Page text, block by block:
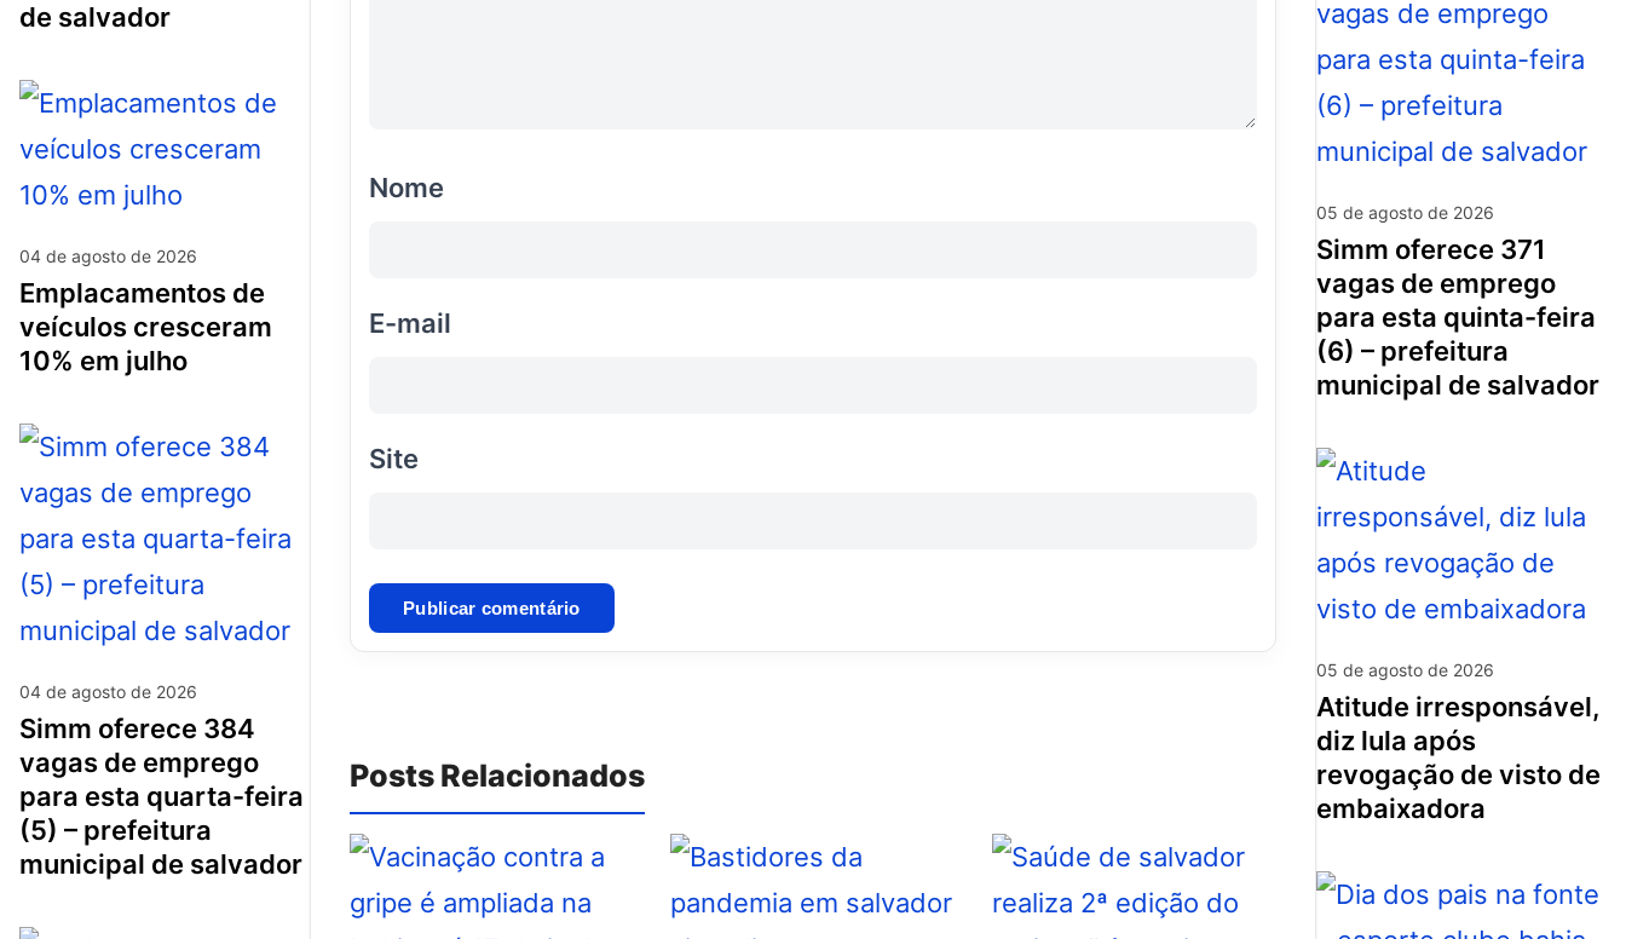
de salvador
04 de agosto de 2026
emplacamentos de
veículos cresceram
10% em julho
04 de agosto de 2026
simm oferece 384
vagas de emprego
para esta quarta-feira
(5) – prefeitura
municipal de salvador
Nome
E-mail
Site
Posts Relacionados
05 de agosto de 2026
simm oferece 371
vagas de emprego
para esta quinta-feira
(6) – prefeitura
municipal de salvador
05 de agosto de 2026
atitude irresponsável,
diz lula após
revogação de visto de
embaixadora